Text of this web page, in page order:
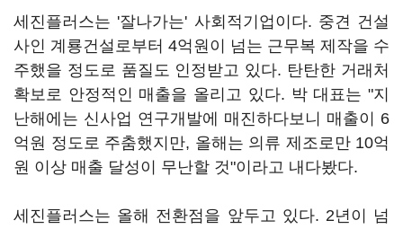
세진플러스는 '잘나가는' 사회적기업이다. 중견 건설
사인 계룡건설로부터 4억원이 넘는 근무복 제작을 수
주했을 정도로 품질도 인정받고 있다. 탄탄한 거래처
확보로 안정적인 매출을 올리고 있다. 박 대표는 "지
난해에는 신사업 연구개발에 매진하다보니 매출이 6
억원 정도로 주춤했지만, 올해는 의류 제조로만 10억
원 이상 매출 달성이 무난할 것"이라고 내다봤다.
세진플러스는 올해 전환점을 앞두고 있다. 2년이 넘